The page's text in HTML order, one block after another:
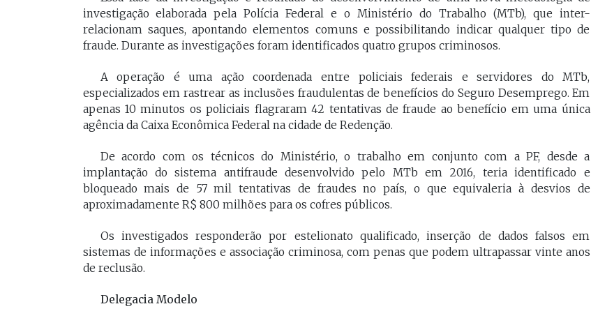
investigação elaborada pela Polícia Federal e o Ministério do Trabalho (MTb), que inter-
relacionam saques, apontando elementos comuns e possibilitando indicar qualquer tipo de
fraude. Durante as investigações foram identificados quatro grupos criminosos.
A operação é uma ação coordenada entre policiais federais e servidores do MTb,
especializados em rastrear as inclusões fraudulentas de benefícios do Seguro Desemprego. Em
apenas 10 minutos os policiais flagraram 42 tentativas de fraude ao benefício em uma única
agência da Caixa Econômica Federal na cidade de Redenção.
De acordo com os técnicos do Ministério, o trabalho em conjunto com a PF, desde a
implantação do sistema antifraude desenvolvido pelo MTb em 2016, teria identificado e
bloqueado mais de 57 mil tentativas de fraudes no país, o que equivaleria à desvios de
aproximadamente R$ 800 milhões para os cofres públicos.
Os investigados responderão por estelionato qualificado, inserção de dados falsos em
sistemas de informações e associação criminosa, com penas que podem ultrapassar vinte anos
de reclusão.
Delegacia Modelo